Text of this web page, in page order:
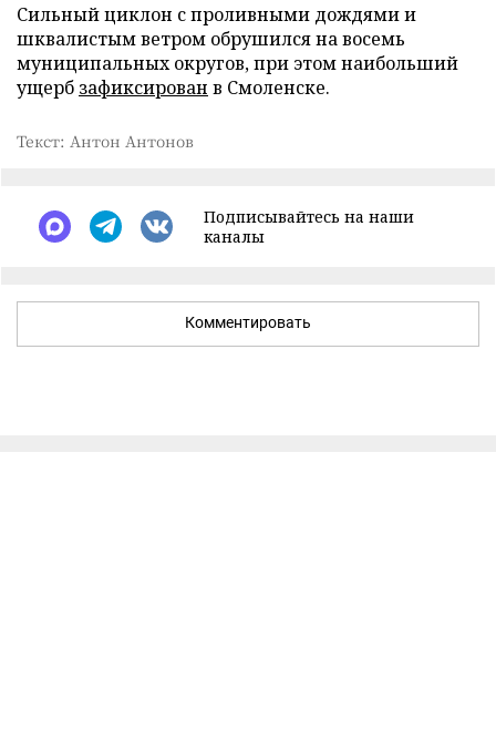
Сильный циклон с проливными дождями и
шквалистым ветром обрушился на восемь
муниципальных округов, при этом наибольший
ущерб зафиксирован в Смоленске.
Текст: Антон Антонов
Подписывайтесь на наши
каналы
Комментировать